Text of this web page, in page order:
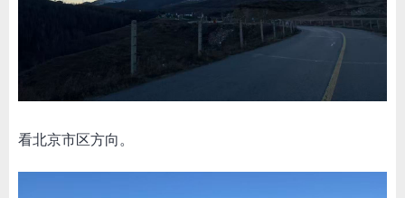
看北京市区方向。